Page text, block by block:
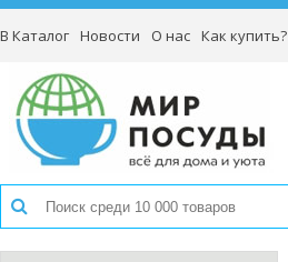
В Каталог Новости О нас Как купить?